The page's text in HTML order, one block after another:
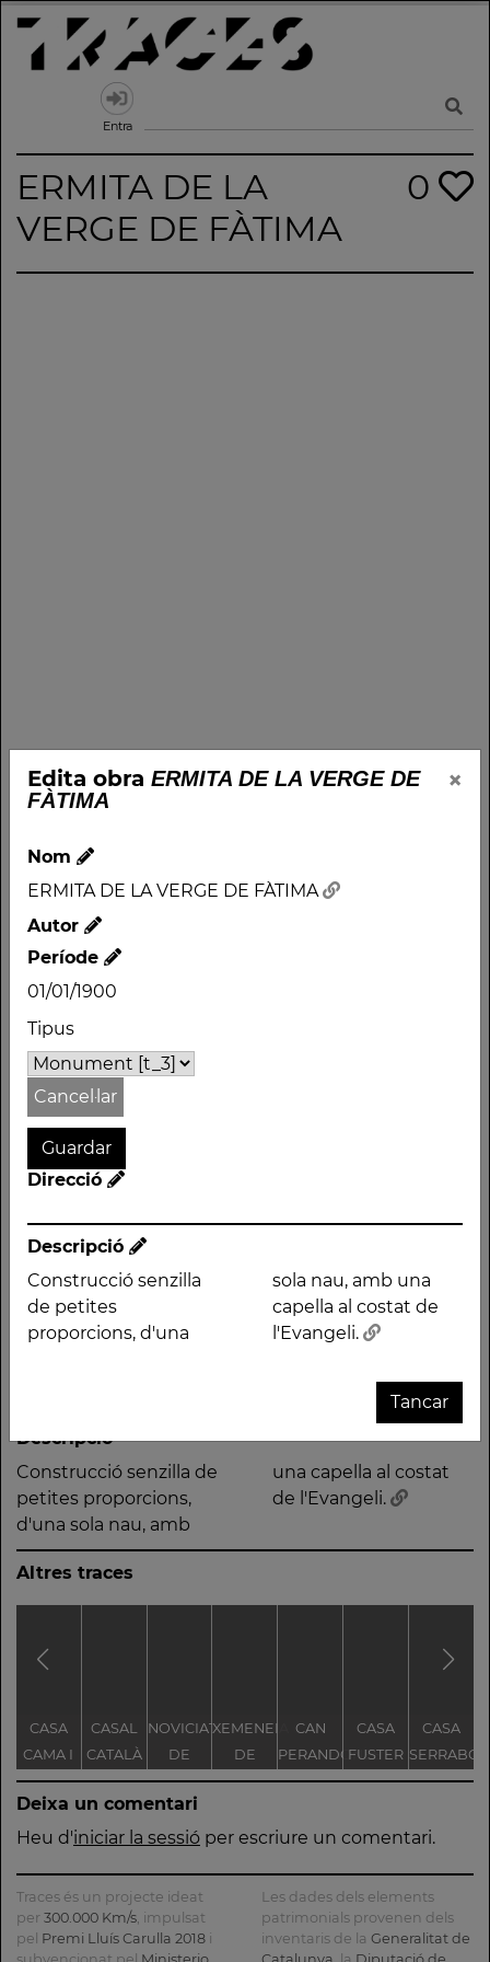
Skip
content
Un mapa de la memòria obert a tothom
Entra
ERMITA DE LA
VERGE DE FÀTIMA
0
Edita obra ERMITA DE LA VERGE DE
FÀTIMA
×
Nom
ERMITA DE LA VERGE DE FÀTIMA
Autor
Període
01/01/1900
Tipus
Cancel·lar
Direcció
Descripció
Construcció senzilla
de petites
proporcions, d'una
sola nau, amb una
capella al costat de
l'Evangeli.
Tancar
DE FÀTIMA
Autor
Període
01/01/1900
Tipus
Direcció
Descripció
Construcció senzilla de
petites proporcions,
d'una sola nau, amb
una capella al costat
de l'Evangeli.
Altres traces
CASA
CAMA I
ESCURRA
CASAL
CATALÀ
NOVICIAT
DE
NOSTRA
SENYORA
DE LA
XEMENEIA
DE
L'ANTIGA
C.E.L.O.
CAN
PERANDONES
- CASA
FARJAS
CASA
FUSTER
CASA
SERRABOU
Deixa un comentari
Heu d'iniciar la sessió per escriure un comentari.
Traces és un projecte ideat
per 300.000 Km/s , impulsat
pel Premi Lluís Carulla 2018 i
Les dades dels elements
patrimonials provenen dels
inventaris de la Generalitat de